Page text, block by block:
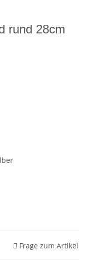
rund 28cm
Frage zum Artikel